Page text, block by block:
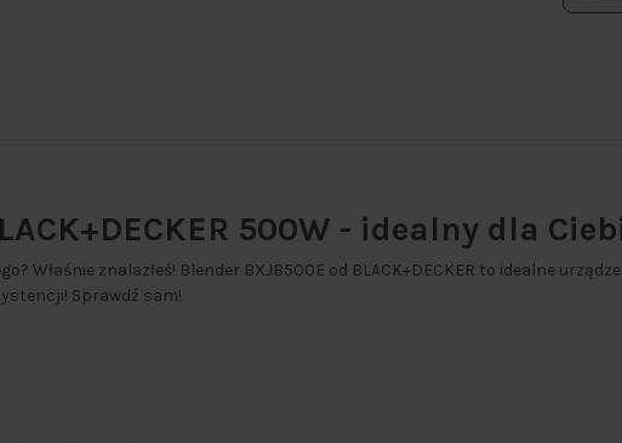
500W - idealny dla
Właśnie znalazłeś! Blender BXJB500E od BLACK+DECKER to idealne
Sprawdź sam!